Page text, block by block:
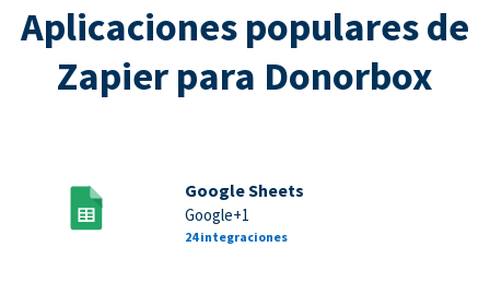
Aplicaciones populares de
Zapier para Donorbox
Google Sheets
Google+1
24 integraciones